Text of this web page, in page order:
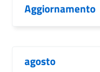
Aggiornamento
agosto